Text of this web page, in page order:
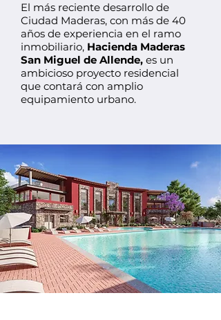
El más reciente desarrollo de
Ciudad Maderas, con más de 40
años de experiencia en el ramo
inmobiliario, Hacienda Maderas
San Miguel de Allende, es un
ambicioso proyecto residencial
que contará con amplio
equipamiento urbano.